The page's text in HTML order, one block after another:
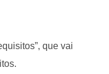
que vai